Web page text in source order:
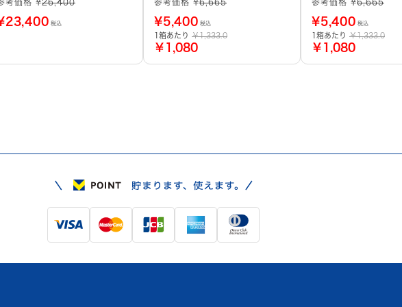
考価格 ¥26,400
23,400 税込
参考価格 ¥6,665
¥5,400 税込
1箱あたり ￥1,333.0
￥1,080
参考価格 ¥6,665
¥5,400 税込
1箱あたり ￥1,333.0
￥1,080